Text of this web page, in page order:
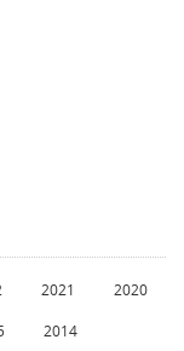
2021 2020
2014